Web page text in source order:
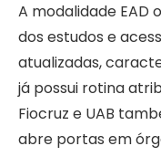
A modalidade
dos estudos e
atualizadas,
já possui rotina
Fiocruz e UAB
abre portas em